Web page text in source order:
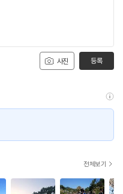
사진 등록
전체보기